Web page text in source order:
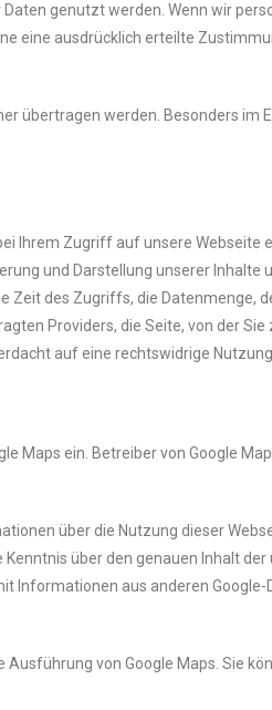
genutzt werden. Wenn wir
eine ausdrücklich erteilte
übertragen werden. Besonders
Ihrem Zugriff auf unsere
und Darstellung unserer
Zeit des Zugriffs, die Datenmenge,
Providers, die Seite, von der
auf eine rechtswidrige
Maps ein. Betreiber von Google
über die Nutzung dieser
über den genauen Inhalt
Informationen aus anderen
von Google Maps. Sie